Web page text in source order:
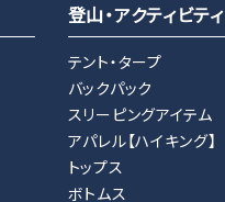
登山・アクティビティ
テント・タープ
バックパック
スリーピングアイテム
アパレル【ハイキング】
トップス
ボトムス